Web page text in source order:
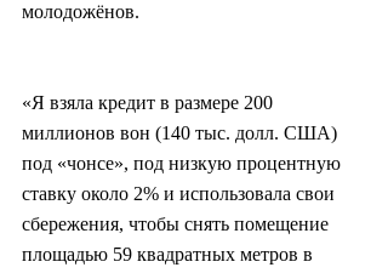
молодожёнов.
«Я взяла кредит в размере 200
миллионов вон (140 тыс. долл. США)
под «чонсе», под низкую процентную
ставку около 2% и использовала свои
сбережения, чтобы снять помещение
площадью 59 квадратных метров в